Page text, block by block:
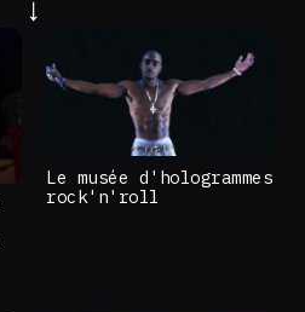
Le musée d'hologrammes
rock'n'roll